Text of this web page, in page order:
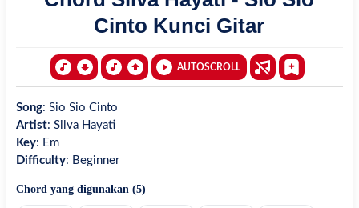
Cinto Kunci Gitar
AUTOSCROLL
Song: Sio Sio Cinto
Artist: Silva Hayati
Key: Em
Difficulty: Beginner
Chord yang digunakan (5)